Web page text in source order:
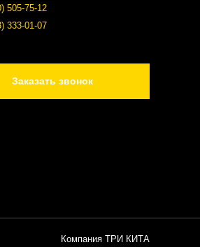
505-75-12
333-01-07
Заказать звонок
Компания ТРИ КИТА